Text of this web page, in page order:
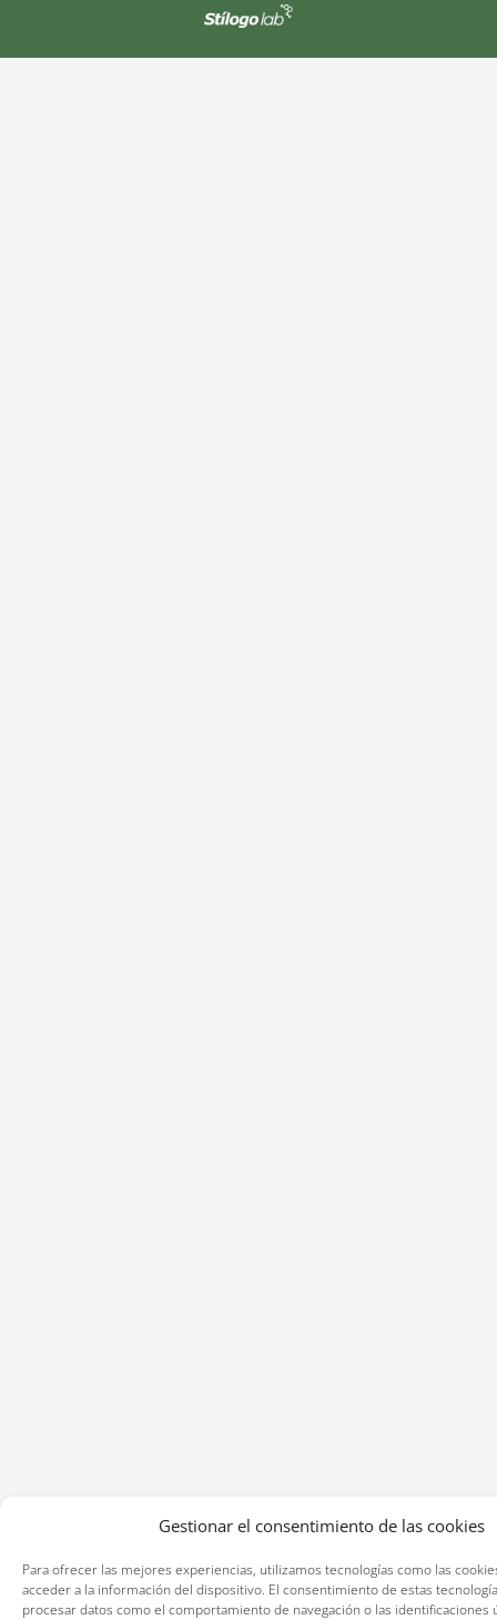
Gestionar el consentimiento de las cookies
Para ofrecer las mejores experiencias, utilizamos tecnologías como las
acceder a la información del dispositivo. El consentimiento de estas
procesar datos como el comportamiento de navegación o las identificaciones